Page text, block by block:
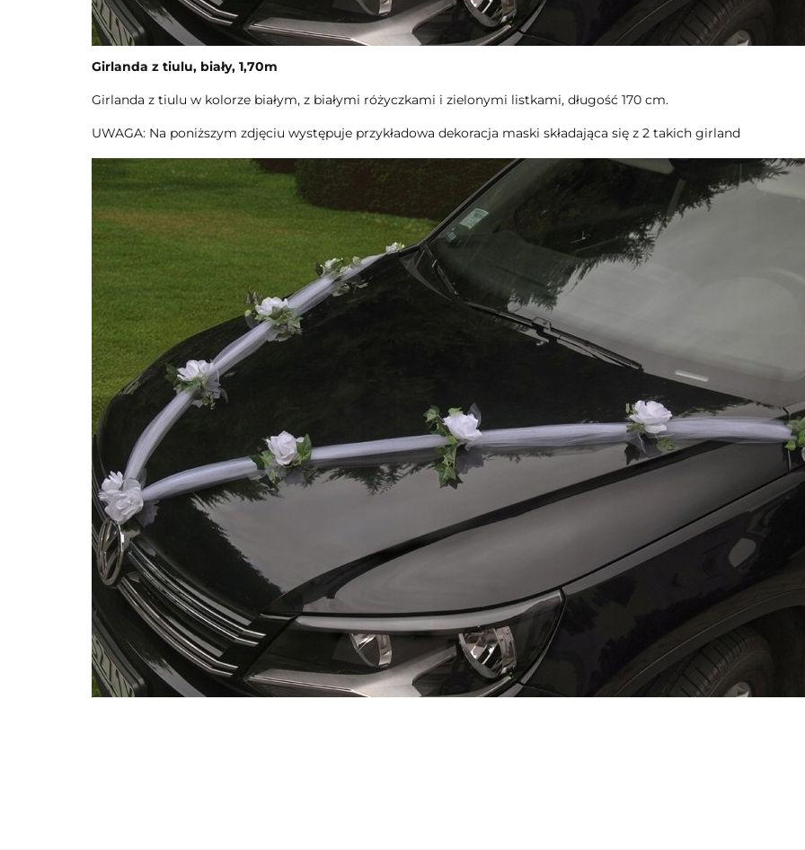
Girlanda z tiulu, biały, 1,70m
Girlanda z tiulu w kolorze białym, z białymi różyczkami i zielonymi listkami, długość 170 cm.
UWAGA: Na poniższym zdjęciu występuje przykładowa dekoracja maski składająca się z 2 takich girland